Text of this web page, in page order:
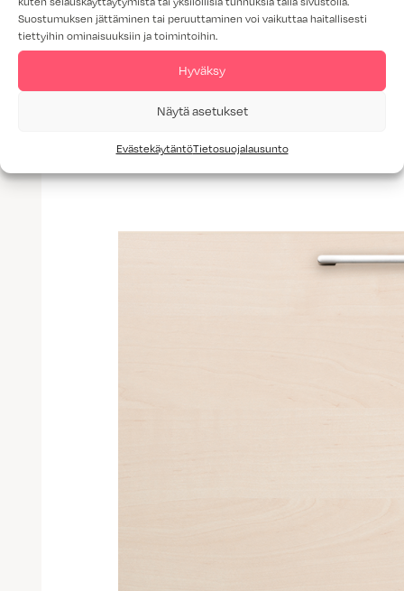
Suostumuksen jättäminen tai peruuttaminen voi vaikuttaa haitallisesti
tiettyihin ominaisuuksiin ja toimintoihin.
Hyväksy
Näytä asetukset
EvästekäytäntöTietosuojalausunto
Lisää tuotteita: